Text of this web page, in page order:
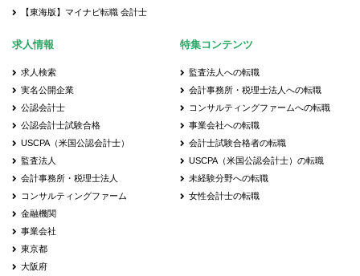
【東海版】マイナビ転職 会計士
求人情報
求人検索
実名公開企業
公認会計士
公認会計士試験合格
USCPA（米国公認会計士）
監査法人
会計事務所・税理士法人
コンサルティングファーム
金融機関
事業会社
東京都
大阪府
特集コンテンツ
監査法人への転職
会計事務所・税理士法人への転職
コンサルティングファームへの転職
事業会社への転職
会計士試験合格者の転職
USCPA（米国公認会計士）の転職
未経験分野への転職
女性会計士の転職